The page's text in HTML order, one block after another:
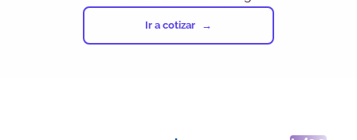
Ir a cotizar